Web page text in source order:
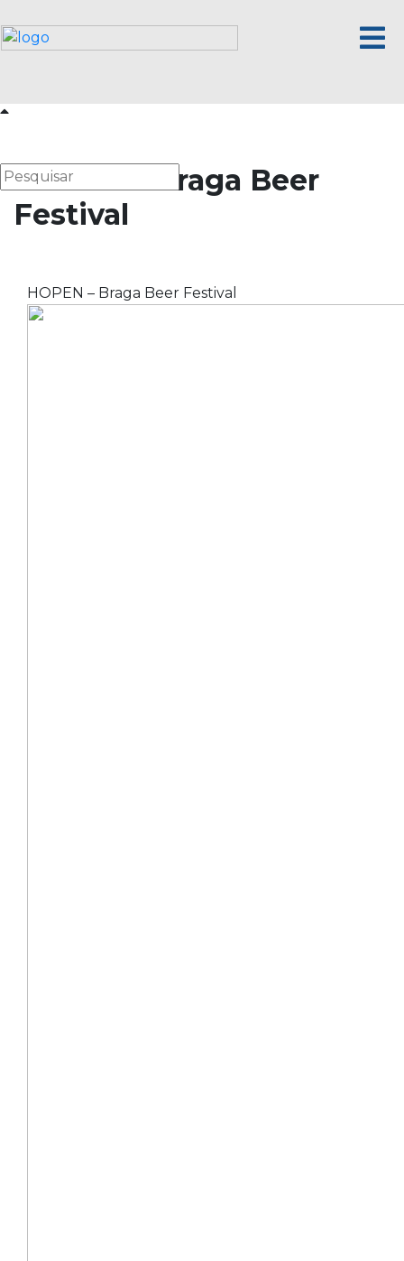
HOPEN – Braga Beer
Festival
HOPEN – Braga Beer Festival